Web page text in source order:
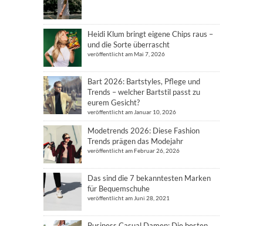
Heidi Klum bringt eigene Chips raus –
und die Sorte überrascht
veröffentlicht am Mai 7, 2026
Bart 2026: Bartstyles, Pflege und
Trends – welcher Bartstil passt zu
eurem Gesicht?
veröffentlicht am Januar 10, 2026
Modetrends 2026: Diese Fashion
Trends prägen das Modejahr
veröffentlicht am Februar 26, 2026
Das sind die 7 bekanntesten Marken
für Bequemschuhe
veröffentlicht am Juni 28, 2021